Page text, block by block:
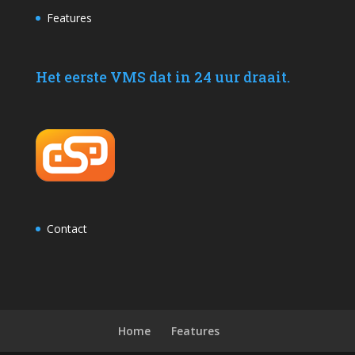
Features
Het eerste VMS dat in 24 uur draait.
Contact
Home Features